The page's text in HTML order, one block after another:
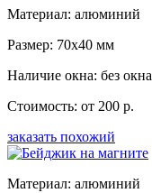
Материал: алюминий
Размер: 70x40 мм
Наличие окна: без окна
Стоимость: от 200 р.
заказать похожий
Материал: алюминий